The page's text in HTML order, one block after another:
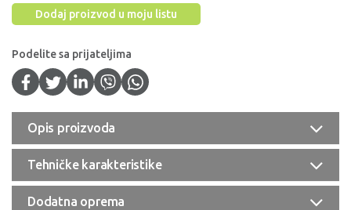
Dodaj proizvod u moju listu
Podelite sa prijateljima
Opis proizvoda
Tehničke karakteristike
Dodatna oprema